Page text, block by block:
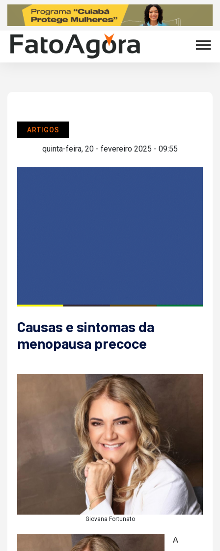
ARTIGOS
quinta-feira, 20 - fevereiro 2025 - 09:55
Causas e sintomas da
menopausa precoce
Giovana Fortunato
A